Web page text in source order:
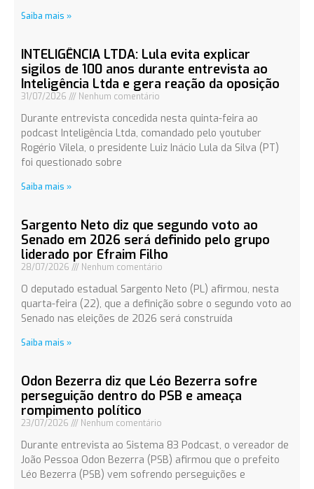
Saiba mais »
INTELIGÊNCIA LTDA: Lula evita explicar
sigilos de 100 anos durante entrevista ao
Inteligência Ltda e gera reação da oposição
31/07/2026 Nenhum comentário
Durante entrevista concedida nesta quinta-feira ao
podcast Inteligência Ltda, comandado pelo youtuber
Rogério Vilela, o presidente Luiz Inácio Lula da Silva (PT)
foi questionado sobre
Saiba mais »
Sargento Neto diz que segundo voto ao
Senado em 2026 será definido pelo grupo
liderado por Efraim Filho
28/07/2026 Nenhum comentário
O deputado estadual Sargento Neto (PL) afirmou, nesta
quarta-feira (22), que a definição sobre o segundo voto ao
Senado nas eleições de 2026 será construída
Saiba mais »
Odon Bezerra diz que Léo Bezerra sofre
perseguição dentro do PSB e ameaça
rompimento político
23/07/2026 Nenhum comentário
Durante entrevista ao Sistema 83 Podcast, o vereador de
João Pessoa Odon Bezerra (PSB) afirmou que o prefeito
Léo Bezerra (PSB) vem sofrendo perseguições e